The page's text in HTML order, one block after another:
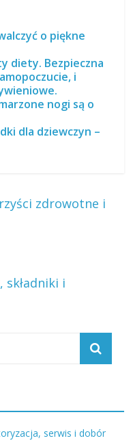
o piękne
diety. Bezpieczna
i
nogi są o
dla dziewczyn –
zdrowotne i
składniki i
serwis i dobór